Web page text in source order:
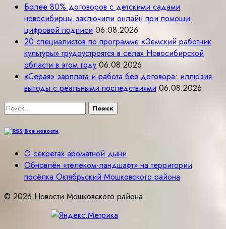
Более 80% договоров с детскими садами
новосибирцы заключили онлайн при помощи
цифровой подписи 06.08.2026
20 специалистов по программе «Земский работник
культуры» трудоустроятся в селах Новосибирской
области в этом году 06.08.2026
«Серая» зарплата и работа без договора: иллюзия
выгоды с реальными последствиями 06.08.2026
Найти:
Все новости
О секретах ароматной дыни
Обновлён «телеком-ландшафт» на территории
посёлка Октябрьский Мошковского района
© 2026 Новости Мошковского района